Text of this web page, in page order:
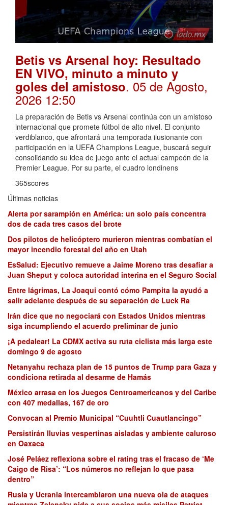
Betis vs Arsenal hoy: Resultado
EN VIVO, minuto a minuto y
goles del amistoso. 05 de Agosto,
2026 12:50
La preparación de Betis vs Arsenal continúa con un amistoso
internacional que promete fútbol de alto nivel. El conjunto
verdiblanco, que afrontará una temporada ilusionante con
participación en la UEFA Champions League, buscará seguir
consolidando su idea de juego ante el actual campeón de la
Premier League. Por su parte, el cuadro londinens
365scores
Últimas noticias
Alerta por sarampión en América: un solo país concentra
dos de cada tres casos del brote
Dos pilotos de helicóptero murieron mientras combatían el
mayor incendio forestal del año en Utah
EsSalud: Ejecutivo remueve a Jaime Moreno tras desafiar a
Juan Sheput y coloca autoridad interina en el Seguro Social
Entre lágrimas, La Joaqui contó cómo Pampita la ayudó a
salir adelante después de su separación de Luck Ra
Irán dice que no negociará con Estados Unidos mientras
siga incumpliendo el acuerdo preliminar de junio
¡A pedalear! La CDMX activa su ruta ciclista más larga este
domingo 9 de agosto
Netanyahu rechaza plan de 15 puntos de Trump para Gaza y
condiciona retirada al desarme de Hamás
México arrasa en los Juegos Centroamericanos y del Caribe
con 407 medallas, 167 de oro
Convocan al Premio Municipal “Cuuhtli Cuautlancingo”
Persistirán lluvias vespertinas aisladas y ambiente caluroso
en Oaxaca
José Peláez reflexiona sobre el rating tras el fracaso de ‘Me
Caigo de Risa’: “Los números no reflejan lo que pasa
dentro”
Rusia y Ucrania intercambiaron una nueva ola de ataques